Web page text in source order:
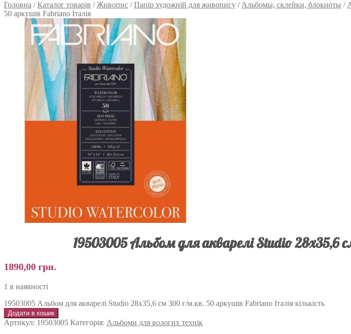
Головна /Каталог товарів /Живопис /Папір художній для живопису / Альбомы, склейки, блокноты /
50 аркушів Fabriano Італія
19503005 Альбом для акварелі Studio 28х35,6
1890,00 грн.
1 в наявності
19503005 Альбом для акварелі Studio 28х35,6 см 300 г/м.кв. 50 аркушів Fabriano Італія кількість
Додати в кошик
Артикул: 19503005 Категорія: Альбоми для вологих технік